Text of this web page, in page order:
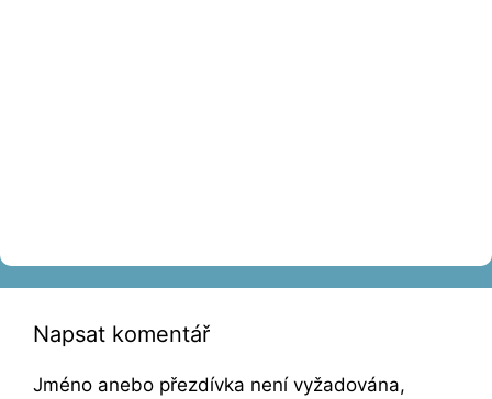
Napsat komentář
Jméno anebo přezdívka není vyžadována,